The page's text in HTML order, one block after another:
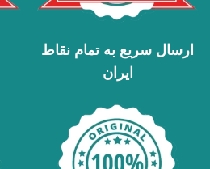
ارسال سریع به تمام نقاط
ایران